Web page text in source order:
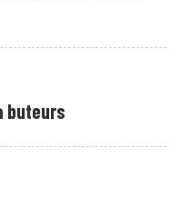
buteurs